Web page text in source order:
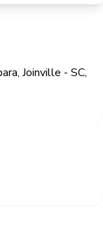
Joinville - SC,